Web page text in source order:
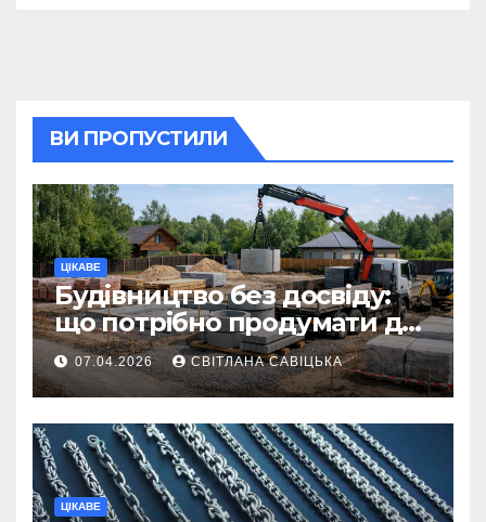
ВИ ПРОПУСТИЛИ
ЦІКАВЕ
Будівництво без досвіду:
що потрібно продумати до
першої доставки на
ділянку
07.04.2026 СВІТЛАНА САВІЦЬКА
ЦІКАВЕ